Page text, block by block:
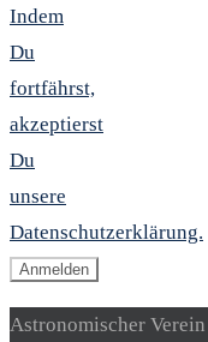
Indem
Du
fortfährst,
akzeptierst
Du
unsere
Datenschutzerklärung.
Astronomischer